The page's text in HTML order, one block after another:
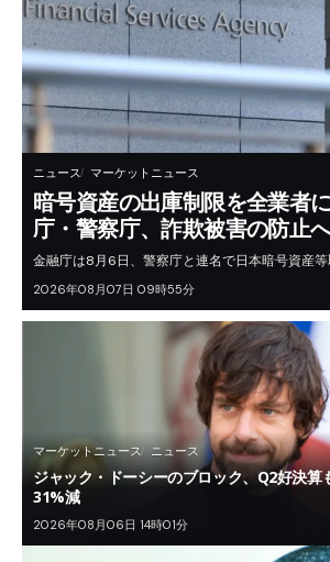
ニュース マーケットニュース
暗号資産の出庫制限を全業者
庁・警察庁、詐欺被害の防止
金融庁は8月6日、警察庁と連名で日本暗号資産
2026年08月07日 09時55分
マーケットニュース ニュース
ジャック・ドーシーのブロック、Q2好決算
31%減
2026年08月06日 14時01分